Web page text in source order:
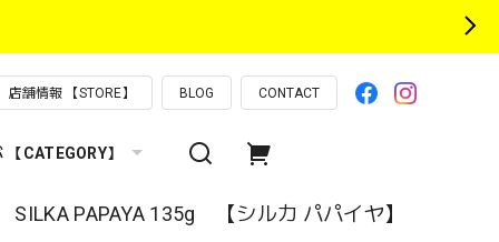
店舗情報 【STORE】 BLOG CONTACT
CATEGORY】
SILKA PAPAYA 135g 【シルカ パパイヤ】